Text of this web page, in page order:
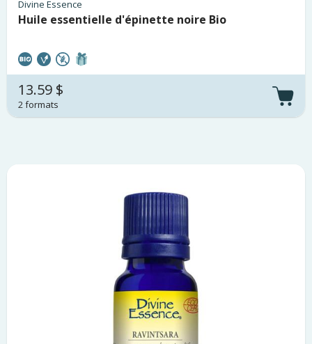
Divine Essence
Huile essentielle d'épinette noire Bio
13.59 $
2 formats